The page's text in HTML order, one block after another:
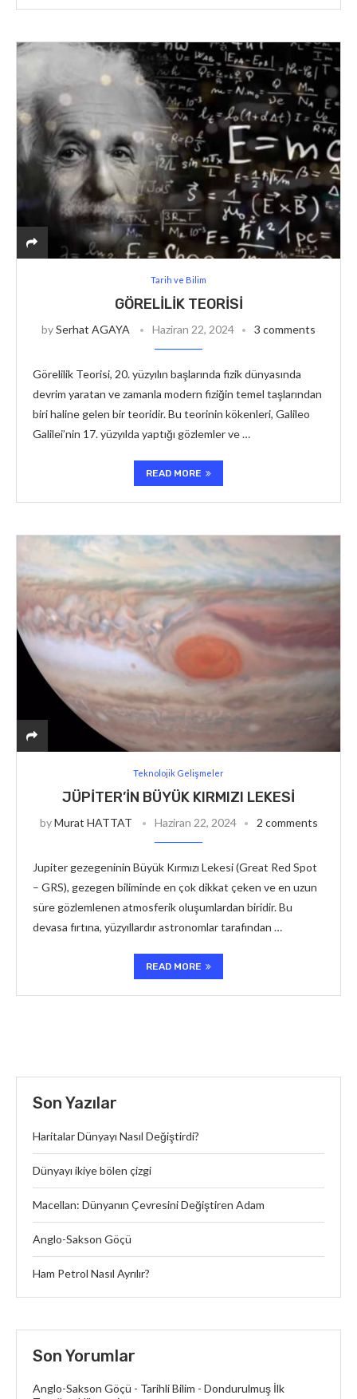
Tarih ve Bilim
GÖRELILIK TEORISI
bySerhat AGAYA Haziran 22, 2024 3 comments
Görelilik Teorisi, 20. yüzyılın başlarında fizik dünyasında
devrim yaratan ve zamanla modern fiziğin temel taşlarından
biri haline gelen bir teoridir. Bu teorinin kökenleri, Galileo
Galilei’nin 17. yüzyılda yaptığı gözlemler ve …
READ MORE
Teknolojik Gelişmeler
JÜPITER’IN BÜYÜK KIRMIZI LEKESI
byMurat HATTAT Haziran 22, 2024 2 comments
Jupiter gezegeninin Büyük Kırmızı Lekesi (Great Red Spot
– GRS), gezegen biliminde en çok dikkat çeken ve en uzun
süre gözlemlenen atmosferik oluşumlardan biridir. Bu
devasa fırtına, yüzyıllardır astronomlar tarafından …
READ MORE
Son Yazılar
Haritalar Dünyayı Nasıl Değiştirdi?
Dünyayı ikiye bölen çizgi
Macellan: Dünyanın Çevresini Değiştiren Adam
Anglo-Sakson Göçü
Ham Petrol Nasıl Ayrılır?
Son Yorumlar
Anglo-Sakson Göçü - Tarihli Bilim - Dondurulmuş İlk